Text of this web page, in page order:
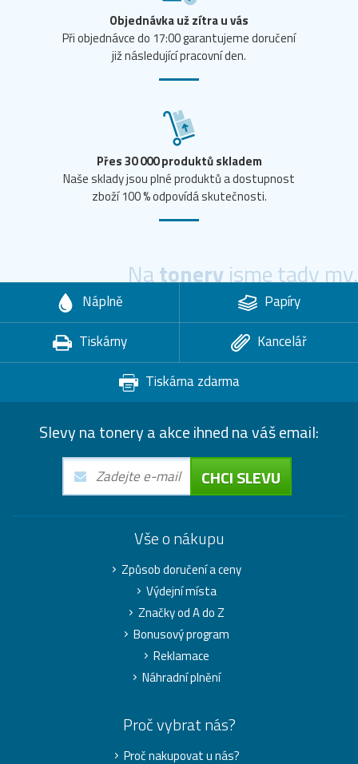
Objednávka už zítra u vás
Při objednávce do 17:00 garantujeme doručení
již následující pracovní den.
Přes 30 000 produktů skladem
Naše sklady jsou plné produktů a dostupnost
zboží 100 % odpovídá skutečnosti.
Natoneryjsme tady my.
Náplně
Papíry
Tiskárny
Kancelář
Tiskárna zdarma
Slevy na tonery a akce ihned na váš email:
CHCI SLEVU
Vše o nákupu
Způsob doručení a ceny
Výdejní místa
Značky od A do Z
Bonusový program
Reklamace
Náhradní plnění
Proč vybrat nás?
Proč nakupovat u nás?